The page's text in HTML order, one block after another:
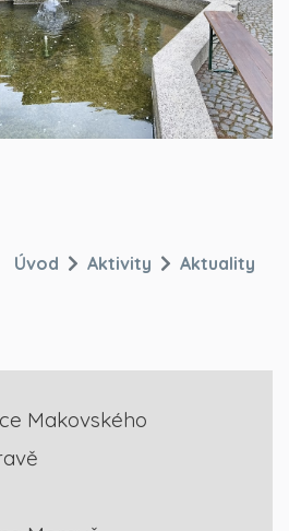
Úvod Aktivity Aktuality
Makovského